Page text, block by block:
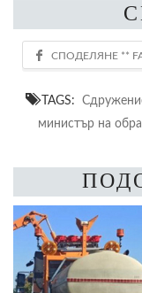
TAGS:
министър на